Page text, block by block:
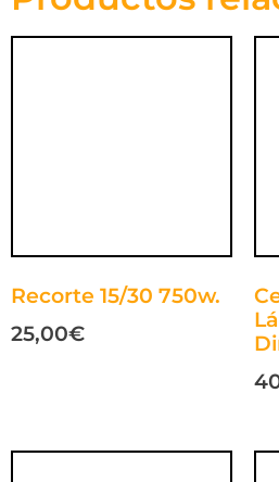
Recorte 15/30 750w.
25,00€